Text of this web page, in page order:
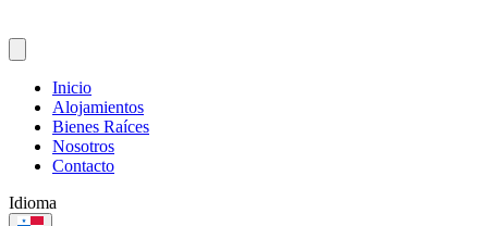
Inicio
Alojamientos
Bienes Raíces
Nosotros
Contacto
Idioma